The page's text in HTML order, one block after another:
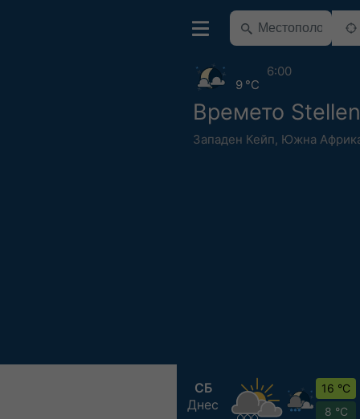
Времето
Западен Кейп, Южна
9 °C
6:00
СБ
Днес
16 °C
8 °C